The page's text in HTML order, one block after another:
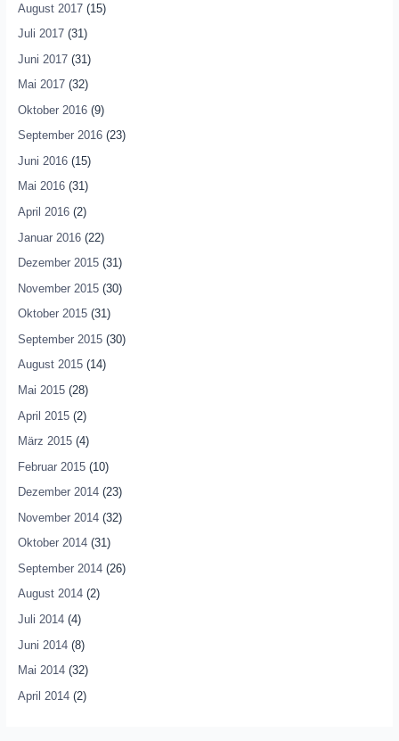
August 2017(15)
Juli 2017(31)
Juni 2017(31)
Mai 2017(32)
Oktober 2016(9)
September 2016(23)
Juni 2016(15)
Mai 2016(31)
April 2016(2)
Januar 2016(22)
Dezember 2015(31)
November 2015(30)
Oktober 2015(31)
September 2015(30)
August 2015(14)
Mai 2015(28)
April 2015(2)
März 2015(4)
Februar 2015(10)
Dezember 2014(23)
November 2014(32)
Oktober 2014(31)
September 2014(26)
August 2014(2)
Juli 2014(4)
Juni 2014(8)
Mai 2014(32)
April 2014(2)